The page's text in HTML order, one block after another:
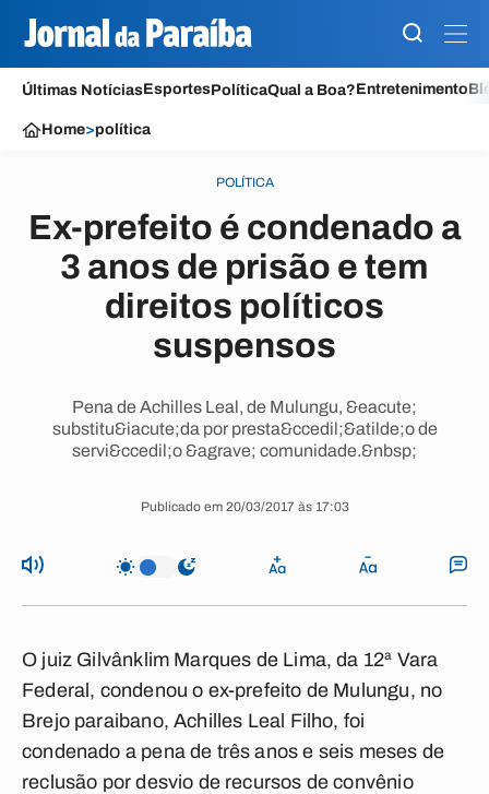
Últimas NotíciasEsportesPolíticaQual a Boa?Entretenimento
Home>política
POLÍTICA
Ex-prefeito é condenado a
3 anos de prisão e tem
direitos políticos
suspensos
Pena de Achilles Leal, de Mulungu, &eacute;
substitu&iacute;da por presta&ccedil;&atilde;o de
servi&ccedil;o &agrave; comunidade.&nbsp;
Publicado em 20/03/2017 às 17:03
O juiz Gilvânklim Marques de Lima, da 12ª Vara
Federal, condenou o ex-prefeito de Mulungu, no
Brejo paraibano, Achilles Leal Filho, foi
condenado a pena de três anos e seis meses de
reclusão por desvio de recursos de convênio